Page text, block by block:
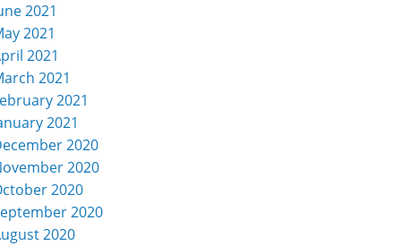
2021
2021
2021
2021
2021
2021
2020
2020
2020
2020
2020